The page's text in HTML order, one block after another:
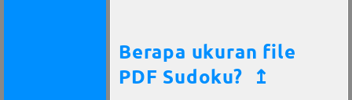
Berapa ukuran file
PDF Sudoku?
↥